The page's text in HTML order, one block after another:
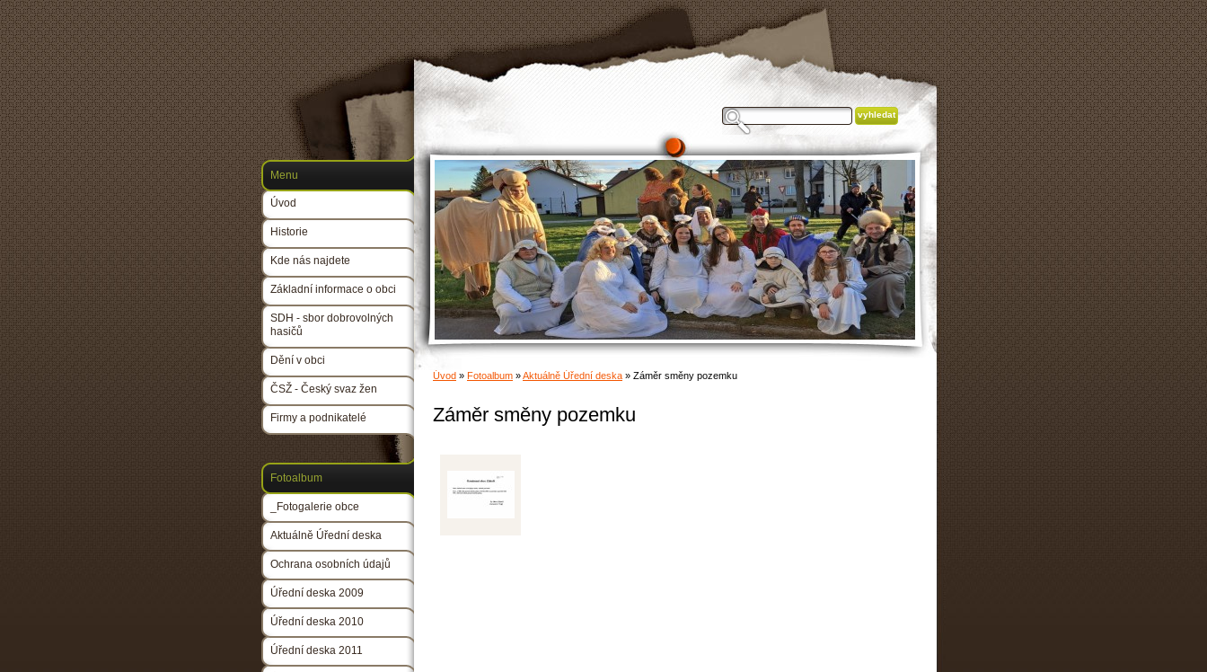
Úvod » Fotoalbum »Aktuálně Úřední deska » Záměr směny pozemku
Záměr směny pozemku
Menu
Úvod
Historie
Kde nás najdete
Základní informace o obci
SDH - sbor dobrovolných
hasičů
Dění v obci
ČSŽ - Český svaz žen
Firmy a podnikatelé
Fotoalbum
_Fotogalerie obce
Aktuálně Úřední deska
Ochrana osobních údajů
Úřední deska 2009
Úřední deska 2010
Úřední deska 2011